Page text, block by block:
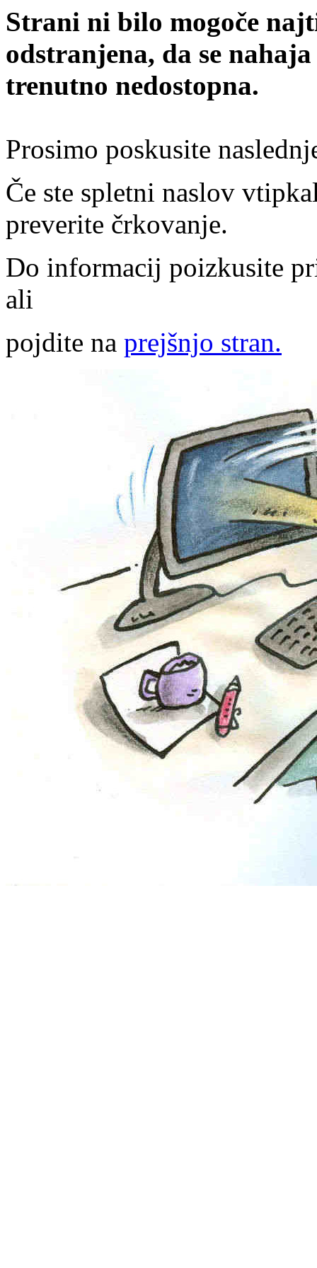
Strani ni bilo mogoče
odstranjena, da se
trenutno nedostopna.
Prosimo poskusite
Če ste spletni naslov
preverite črkovanje.
Do informacij poizkusite
ali
pojdite na prejšnjo stran.